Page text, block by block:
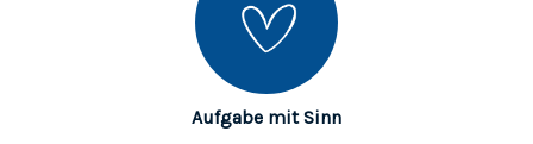
Aufgabe mit Sinn